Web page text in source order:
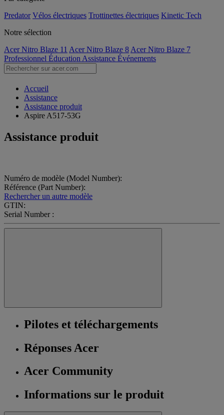
Predator Vélos électriques Trottinettes électriques Kinetic Tech
Notre sélection
Acer Nitro Blaze 11 Acer Nitro Blaze 8 Acer Nitro Blaze 7
Professionnel Éducation Assistance Événements
Accueil
Assistance
Assistance produit
Aspire A517-53G
Assistance produit
Numéro de modèle (Model Number):
Référence (Part Number):
Rechercher un autre modèle
GTIN:
Serial Number :
Pilotes et téléchargements
Réponses Acer
Acer Community
Informations sur le produit